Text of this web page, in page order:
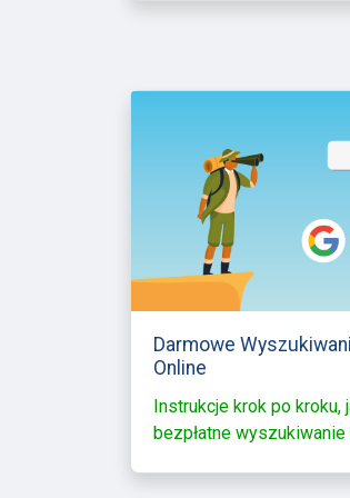
Darmowe
Online
Instrukcje krok po
bezpłatne